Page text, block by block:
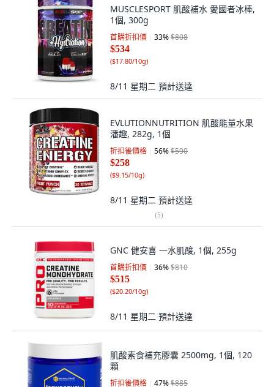
MUSCLESPORT 肌酸補水 愛國者冰棒,
1個, 300g
首購折扣價 33%$808
$534
($17.80/10g)
8/11 星期二 預計送達
EVLUTIONNUTRITION 肌酸能量水果
潘趣, 282g, 1個
折扣後價格 56%$590
$258
($9.15/10g)
8/11 星期二 預計送達
(5)
GNC 健安喜 一水肌酸, 1個, 255g
首購折扣價 36%$810
$515
($20.20/10g)
8/11 星期二 預計送達
肌酸素食補充膠囊 2500mg, 1個, 120
顆
折扣後價格 47%$885